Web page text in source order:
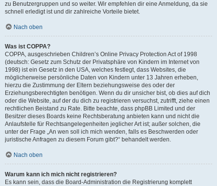
zu Benutzergruppen und so weiter. Wir empfehlen dir eine Anmeldung, da sie
schnell erledigt ist und dir zahlreiche Vorteile bietet.
Nach oben
Was ist COPPA?
COPPA, ausgeschrieben Children’s Online Privacy Protection Act of 1998
(deutsch: Gesetz zum Schutz der Privatsphäre von Kindern im Internet von
1998) ist ein Gesetz in den USA, welches festlegt, dass Websites, die
möglicherweise persönliche Daten von Kindern unter 13 Jahren erheben,
hierzu die Zustimmung der Eltern beziehungsweise des oder der
Erziehungsberechtigten benötigen. Wenn du dir unsicher bist, ob dies auf dich
oder die Website, auf der du dich zu registrieren versuchst, zutrifft, ziehe einen
rechtlichen Beistand zu Rate. Bitte beachte, dass phpBB Limited und der
Besitzer dieses Boards keine Rechtsberatung anbieten kann und nicht die
Anlaufstelle für Rechtsangelegenheiten jeglicher Art ist; außer solchen, die
unter der Frage „An wen soll ich mich wenden, falls es Beschwerden oder
juristische Anfragen zu diesem Forum gibt?“ behandelt werden.
Nach oben
Warum kann ich mich nicht registrieren?
Es kann sein, dass die Board-Administration die Registrierung komplett